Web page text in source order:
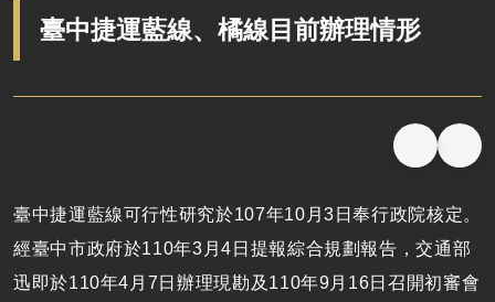
支付或接受之補助
廉政體系
臺中捷運藍線、橘線目前辦理情形
臺中捷運藍線可行性研究於107年10月3日奉行政院核定。
經臺中市政府於110年3月4日提報綜合規劃報告，交通部
迅即於110年4月7日辦理現勘及110年9月16日召開初審會